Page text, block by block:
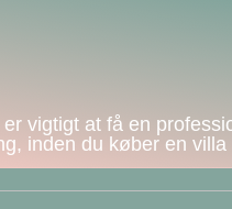
vigtigt at få en
inden du køber en villa